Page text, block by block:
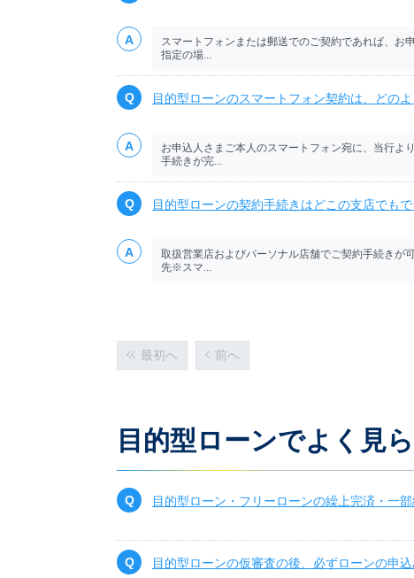
スマートフォンまたは郵送でのご契約であれば、
指定の場...
目的型ローンのスマートフォン契約は、どの
お申込人さまご本人のスマートフォン宛に、当行よ
手続きが完...
目的型ローンの契約手続きはどこの支店でもで
取扱営業店およびパーソナル店舗でご契約手続き
先※スマ...
最初へ 前へ
目的型ローンでよく見
目的型ローン・フリーローンの繰上完済・一
目的型ローンの仮審査の後、必ずローンの申